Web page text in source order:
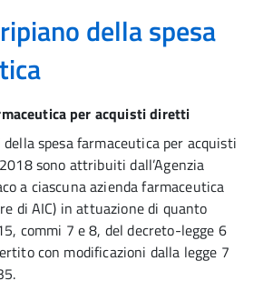
della spesa
per acquisti diretti
spesa farmaceutica per acquisti
sono attribuiti dall’Agenzia
a ciascuna azienda farmaceutica
di AIC) in attuazione di quanto
commi 7 e 8, del decreto-legge 6
con modificazioni dalla legge 7